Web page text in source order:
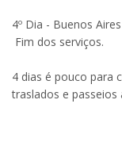
4º Dia - Buenos Aires
Fim dos serviços.
4 dias é pouco para
traslados e